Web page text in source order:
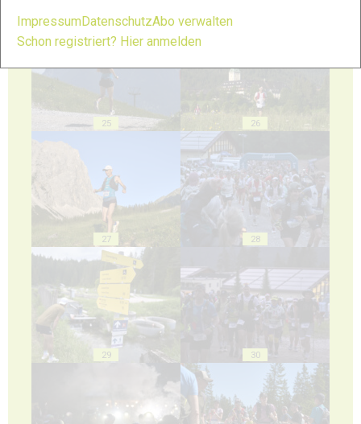
25 26
27 28
29 30
Impressum DatenschutzAbo verwalten
Schon registriert? Hier anmelden